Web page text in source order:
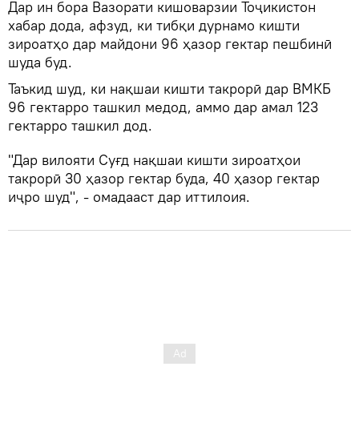
Дар ин бора Вазорати кишоварзии Тоҷикистон
хабар дода, афзуд, ки тибқи дурнамо кишти
зироатҳо дар майдони 96 ҳазор гектар пешбинӣ
шуда буд.
Таъкид шуд, ки нақшаи кишти такрорӣ дар ВМКБ
96 гектарро ташкил медод, аммо дар амал 123
гектарро ташкил дод.
"Дар вилояти Суғд нақшаи кишти зироатҳои
такрорӣ 30 ҳазор гектар буда, 40 ҳазор гектар
иҷро шуд", - омадааст дар иттилоия.